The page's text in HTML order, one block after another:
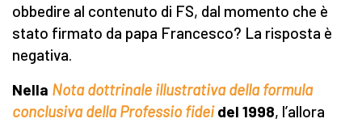
obbedire al contenuto di FS, dal momento che è
stato firmato da papa Francesco? La risposta è
negativa.
Nella Nota dottrinale illustrativa della formula
conclusiva della Professio fidei del 1998, l’allora